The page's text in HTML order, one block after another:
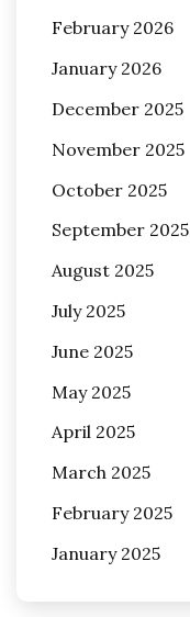
February 2026
January 2026
December 2025
November 2025
October 2025
September 2025
August 2025
July 2025
June 2025
May 2025
April 2025
March 2025
February 2025
January 2025